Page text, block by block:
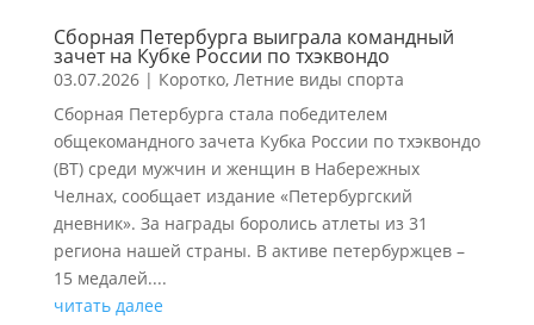
Сборная Петербурга выиграла командный
зачет на Кубке России по тхэквондо
03.07.2026| Коротко, Летние виды спорта
Сборная Петербурга стала победителем
общекомандного зачета Кубка России по тхэквондо
(ВТ) среди мужчин и женщин в Набережных
Челнах, сообщает издание «Петербургский
дневник». За награды боролись атлеты из 31
региона нашей страны. В активе петербуржцев –
15 медалей....
читать далее